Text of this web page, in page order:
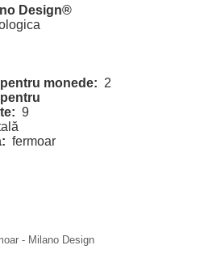
Design®
monede: 2
9
fermoar
- Milano Design